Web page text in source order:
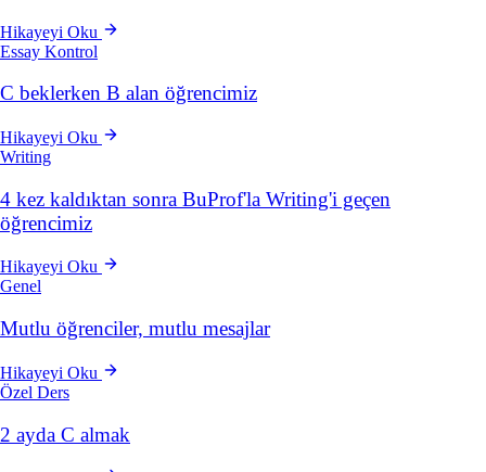
Hikayeyi Oku
Essay Kontrol
C beklerken B alan öğrencimiz
Hikayeyi Oku
Writing
4 kez kaldıktan sonra BuProf'la Writing'i geçen
öğrencimiz
Hikayeyi Oku
Genel
Mutlu öğrenciler, mutlu mesajlar
Hikayeyi Oku
Özel Ders
2 ayda C almak